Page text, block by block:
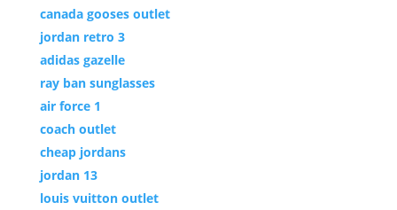
canada gooses outlet
jordan retro 3
adidas gazelle
ray ban sunglasses
air force 1
coach outlet
cheap jordans
jordan 13
louis vuitton outlet